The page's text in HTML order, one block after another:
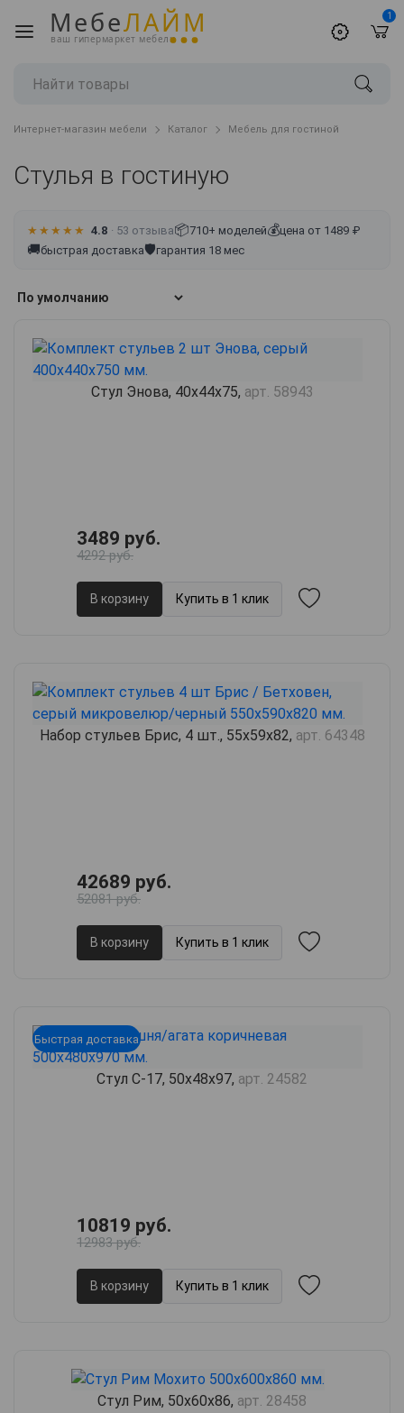
МебеЛАЙМ
ваш гипермаркет мебели
1
Интернет-магазин мебели Каталог Мебель для гостиной
Стулья в гостиную
★★★★★ 4.8 · 53 отзыва📦710+ моделей💰цена от 1489 ₽
🚚быстрая доставка🛡гарантия 18 мес
Стул Энова, 40х44х75, арт. 58943
3489 руб.
4292 руб.
В корзину Купить в 1 клик
Набор стульев Брис, 4 шт., 55х59х82, арт. 64348
42689 руб.
52081 руб.
В корзину Купить в 1 клик
Быстрая доставка
Стул С-17, 50х48х97, арт. 24582
10819 руб.
12983 руб.
В корзину Купить в 1 клик
Стул Рим, 50х60х86, арт. 28458